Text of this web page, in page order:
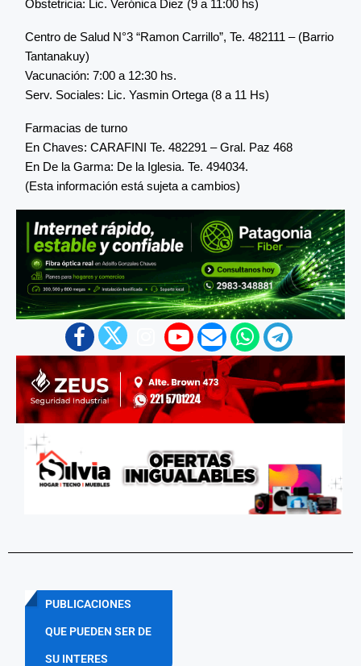
Obstetricia: Lic. Verónica Diez (9 a 11:00 hs)
Centro de Salud N°3 “Ramon Carrillo”, Te. 482111 – (Barrio
Tantanakuy)
Vacunación: 7:00 a 12:30 hs.
Serv. Sociales: Lic. Yasmin Ortega (8 a 11 Hs)
Farmacias de turno
En Chaves: CARAFINI Te. 482291 – Gral. Paz 468
En De la Garma: De la Iglesia. Te. 494034.
(Esta información está sujeta a cambios)
PUBLICACIONES
QUE PUEDEN SER DE
SU INTERES